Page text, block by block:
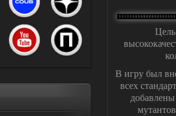
В игру был
всех